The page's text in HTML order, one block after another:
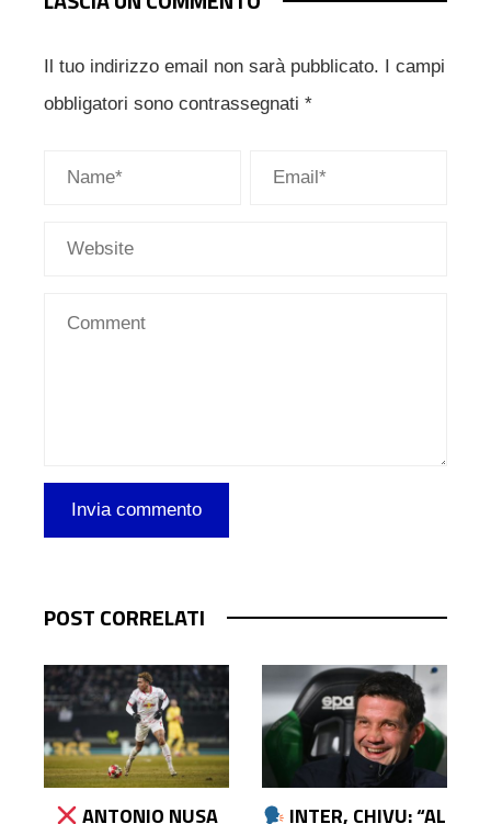
Il tuo indirizzo email non sarà pubblicato. I campi
obbligatori sono contrassegnati *
POST CORRELATI
ANTONIO NUSA INTER, CHIVU: “AL